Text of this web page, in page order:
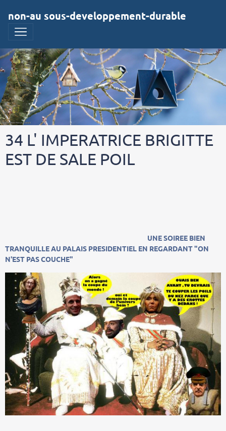
non-au sous-developpement-durable
34 L' IMPERATRICE BRIGITTE
EST DE SALE POIL
UNE SOIREE BIEN
TRANQUILLE AU PALAIS PRESIDENTIEL EN REGARDANT "ON
N'EST PAS COUCHE"